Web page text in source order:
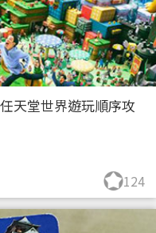
天堂世界遊玩順序攻
124